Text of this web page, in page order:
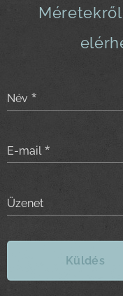
Név
E-mail
Üzenet
Küldés